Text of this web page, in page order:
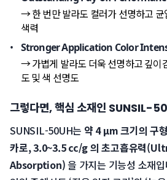
→ 한 번만 발라도 컬러가 선명하고 균
색력
Stronger Application Color
→ 가볍게 발라도 더욱 선명하고 깊이
도 및 색 선명도
그렇다면, 핵심 소재인 SUNSIL-
SUNSIL-50UH는 약 4 μm 크기의 구
카로, 3.0~3.5 cc/g 의 초고흡유력
Absorption) 을 가지는 기능성 소재